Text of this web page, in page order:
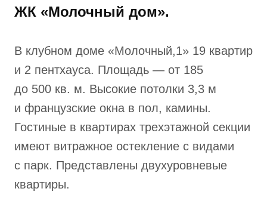
ЖК «Молочный дом».
В клубном доме «Молочный,1» 19 квартир
и 2 пентхауса. Площадь — от 185
до 500 кв. м. Высокие потолки 3,3 м
и французские окна в пол, камины.
Гостиные в квартирах трехэтажной секции
имеют витражное остекление с видами
с парк. Представлены двухуровневые
квартиры.